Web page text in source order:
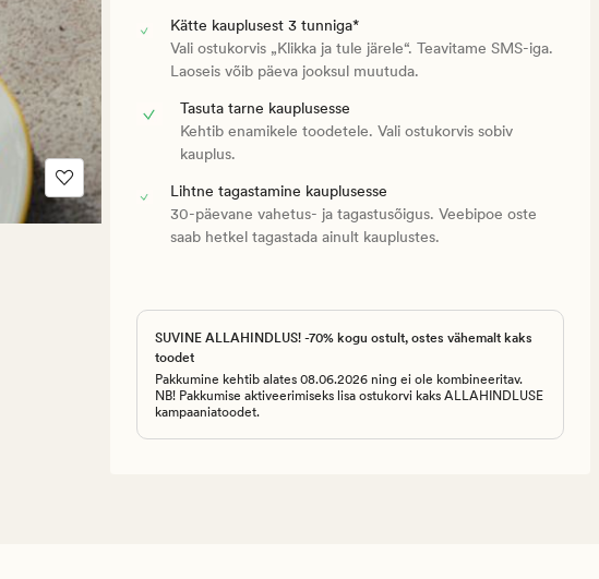
Kätte kauplusest 3 tunniga*
Vali ostukorvis „Klikka ja tule järele“. Teavitame SMS-iga.
Laoseis võib päeva jooksul muutuda.
Tasuta tarne kauplusesse
Kehtib enamikele toodetele. Vali ostukorvis sobiv
kauplus.
Lihtne tagastamine kauplusesse
30-päevane vahetus- ja tagastusõigus. Veebipoe oste
saab hetkel tagastada ainult kauplustes.
SUVINE ALLAHINDLUS! -70% kogu ostult, ostes vähemalt kaks
toodet
Pakkumine kehtib alates 08.06.2026 ning ei ole kombineeritav.
NB! Pakkumise aktiveerimiseks lisa ostukorvi kaks ALLAHINDLUSE
kampaaniatoodet.